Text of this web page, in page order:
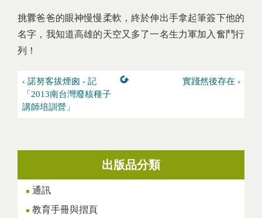
挑釁爸爸的眼神慢慢柔軟，終於伸出手拿起筆簽下他的
名字，我知道高雄的天空又多了一名生力軍加入奮鬥行
列！
‹ 諾努客拔煙囪 - 記
「2013南台灣廢核種子
講師培訓營」
實踐然後存在 ›
出版品分類
通訊
教育手冊與摺頁